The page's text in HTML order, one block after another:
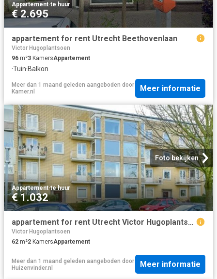
Appartement·te huur
€ 2.695
appartement for rent Utrecht Beethovenlaan
Victor Hugoplantsoen
96 m²3 KamersAppartement
·Tuin·Balkon
Meer dan 1 maand geleden aangeboden door
Kamer.nl
Meer informatie
Foto bekijken
Appartement·te huur
€ 1.032
appartement for rent Utrecht Victor Hugoplantsoen
Victor Hugoplantsoen
62 m²2 KamersAppartement
Meer dan 1 maand geleden aangeboden door
Huizenvinder.nl
Meer informatie